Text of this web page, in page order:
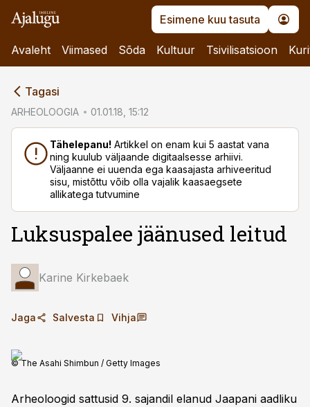
Esimene kuu tasuta
Avaleht Viimased Sõda Kultuur Tsivilisatsioon
Tagasi
ARHEOLOOGIA 01.01.18, 15:12
Tähelepanu! Artikkel on enam kui 5 aastat vana
ning kuulub väljaande digitaalsesse arhiivi.
Väljaanne ei uuenda ega kaasajasta arhiveeritud
sisu, mistõttu võib olla vajalik kaasaegsete
allikatega tutvumine
Luksuspalee jäänused leitud
Karine Kirkebaek
Jaga Salvesta Vihja
© The Asahi Shimbun / Getty Images
Arheoloogid sattusid 9. sajandil elanud Jaapani aadliku